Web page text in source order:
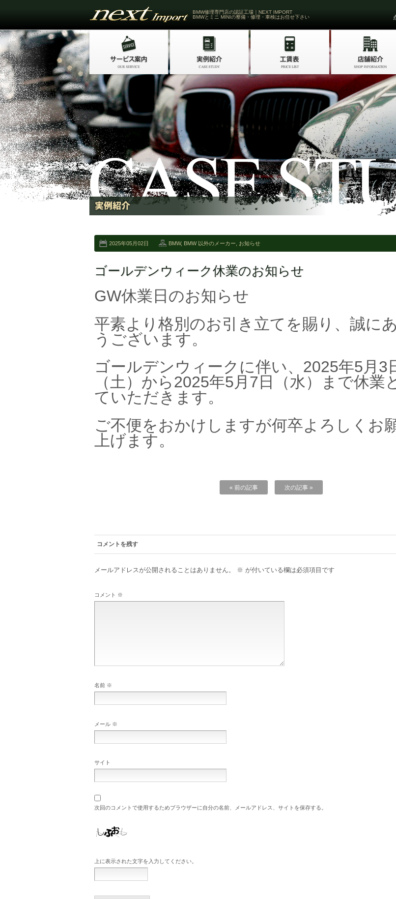
BMW修理専門店の認証工場｜NEXT IMPORT
BMWとミニ MINIの整備・修理・車検はお任せ下さい
2025年05月02日 BMW, BMW 以外のメーカー お知らせ
ゴールデンウィーク休業のお知らせ
GW休業日のお知らせ
平素より格別のお引き立てを賜り、誠に
うございます。
ゴールデンウィークに伴い、2025年5月3
（土）から2025年5月7日（水）まで休業
ていただきます。
ご不便をおかけしますが何卒よろしくお
上げます。
« 前の記事 次の記事 »
コメントを残す
メールアドレスが公開されることはありません。 ※ が付いている欄は必須項目です
コメント ※
名前 ※
メール ※
サイト
次回のコメントで使用するためブラウザーに自分の名前、メールアドレス、サイトを保存する。
上に表示された文字を入力してください。